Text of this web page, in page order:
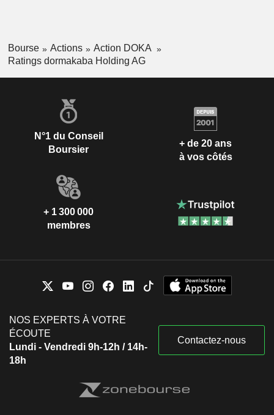
Bourse Actions
Action DOKA
Ratings dormakaba Holding AG
N°1 du Conseil
Boursier
+ de 20 ans
à vos côtés
+ 1 300 000
membres
NOS EXPERTS À VOTRE
ÉCOUTE
Lundi - Vendredi 9h-12h / 14h-
18h
Contactez-nous